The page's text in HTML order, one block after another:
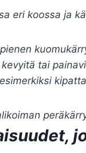
eri koossa ja
tai